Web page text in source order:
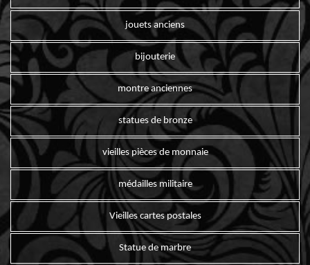
jouets anciens
bijouterie
montre anciennes
statues de bronze
vieilles pièces de monnaie
médailles militaire
Vieilles cartes postales
Statue de marbre